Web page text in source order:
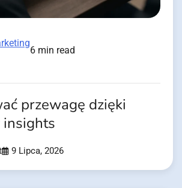
6 min read
przewagę dzięki
9 Lipca, 2026